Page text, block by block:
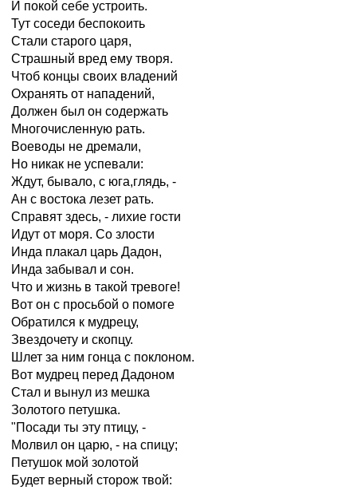
И покой себе устроить.
Тут соседи беспокоить
Стали старого царя,
Страшный вред ему творя.
Чтоб концы своих владений
Охранять от нападений,
Должен был он содержать
Многочисленную рать.
Воеводы не дремали,
Но никак не успевали:
Ждут, бывало, с юга,глядь, -
Ан с востока лезет рать.
Справят здесь, - лихие гости
Идут от моря. Со злости
Инда плакал царь Дадон,
Инда забывал и сон.
Что и жизнь в такой тревоге!
Вот он с просьбой о помоге
Обратился к мудрецу,
Звездочету и скопцу.
Шлет за ним гонца с поклоном.
Вот мудрец перед Дадоном
Стал и вынул из мешка
Золотого петушка.
"Посади ты эту птицу, -
Молвил он царю, - на спицу;
Петушок мой золотой
Будет верный сторож твой: